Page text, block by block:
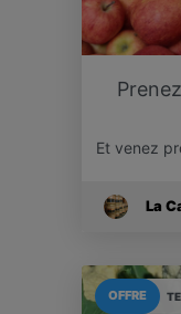
Et venez
La
OFFRE